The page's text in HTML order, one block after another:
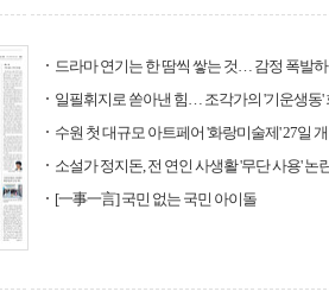
드라마 연기는 한 땀씩 쌓는 것… 감정 폭발
일필휘지로 쏟아낸 힘… 조각가의 '기운생동'
수원 첫 대규모 아트페어 '화랑미술제' 27일
소설가 정지돈, 전 연인 사생활 '무단 사용' 논
[一事一言] 국민 없는 국민 아이돌